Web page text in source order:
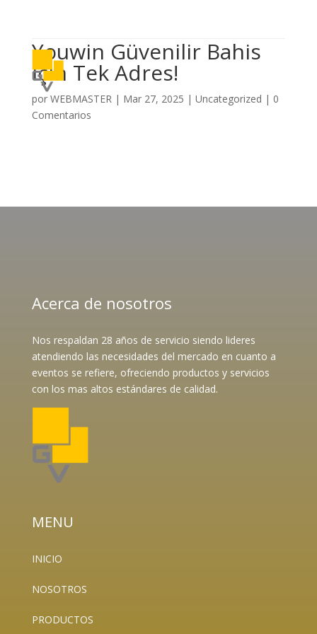
Youwin Güvenilir Bahis
Için Tek Adres!
por WEBMASTER| Mar 27, 2025 | Uncategorized | 0
Comentarios
Acerca de nosotros
Nos respaldan 28 años de servicio siendo lideres
atendiendo las necesidades del mercado en cuanto a
eventos se refiere, ofreciendo productos y servicios
con los mas altos estándares de calidad.
MENU
INICIO
NOSOTROS
PRODUCTOS